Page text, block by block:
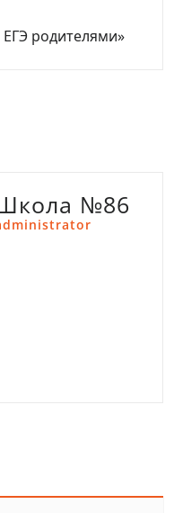
родителями»
№86